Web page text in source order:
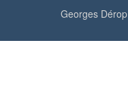
Georges Dérop